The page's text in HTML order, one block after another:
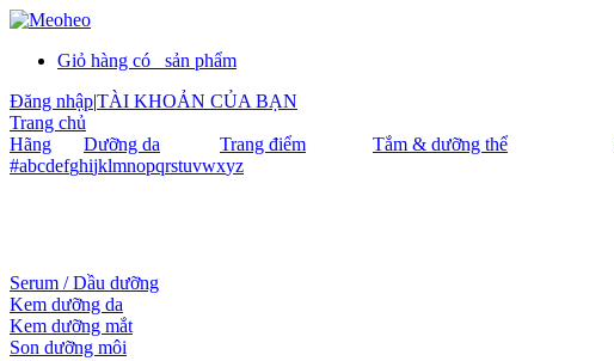
Giỏ hàng có
sản phẩm
Đăng nhập|TÀI KHOẢN CỦA BẠN
Trang chủ
Hãng
Dưỡng da Trang điểm Tắm & dưỡng thể
#abcdefghijklmnopqrstuvwxyz
Serum / Dầu dưỡng
Kem dưỡng da
Kem dưỡng mắt
Son dưỡng môi